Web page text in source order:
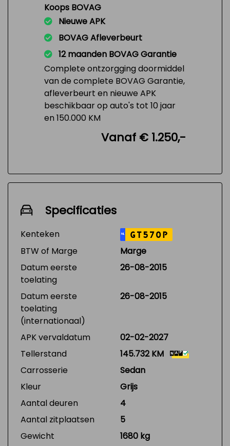
Koops BOVAG
Nieuwe APK
BOVAG Afleverbeurt
12 maanden BOVAG Garantie
Complete ontzorgging doormiddel
van de complete BOVAG Garantie,
afleverbeurt en nieuwe APK
beschikbaar op auto's tot 10 jaar
en 150.000 KM
Vanaf € 1.250,-
Specificaties
Kenteken NL GT570P
BTW of Marge
Marge
Datum eerste
toelating
26-08-2015
Datum eerste
toelating
(internationaal)
26-08-2015
APK vervaldatum
02-02-2027
Tellerstand
145.732 KM
Carrosserie
Sedan
Kleur
Grijs
Aantal deuren
4
Aantal zitplaatsen
5
Gewicht
1680 kg